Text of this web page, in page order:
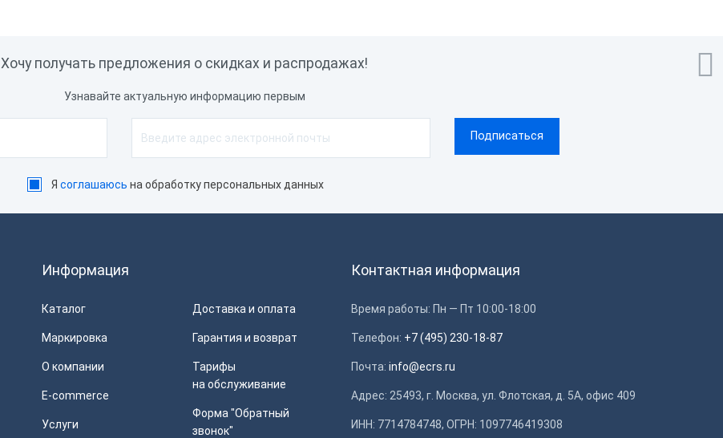

Хочу получать предложения о скидках и распродажах!
Узнавайте актуальную информацию первым
Я соглашаюсь на обработку персональных данных
Информация
Каталог
Маркировка
О компании
E-commerce
Услуги
Доставка и оплата
Гарантия и возврат
Тарифы
на обслуживание
Форма "Обратный
звонок"
Контактная информация
Время работы: Пн — Пт 10:00-18:00
Телефон: +7 (495) 230-18-87
Почта:info@ecrs.ru
Адрес: 25493, г. Москва, ул. Флотская, д. 5А, офис 409
ИНН: 7714784748, ОГРН: 1097746419308